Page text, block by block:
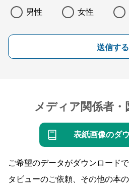
男性 女性
送信する
メディア関係者・
表紙画像のダ
ご希望のデータがダウンロード
タビューのご依頼、その他の本